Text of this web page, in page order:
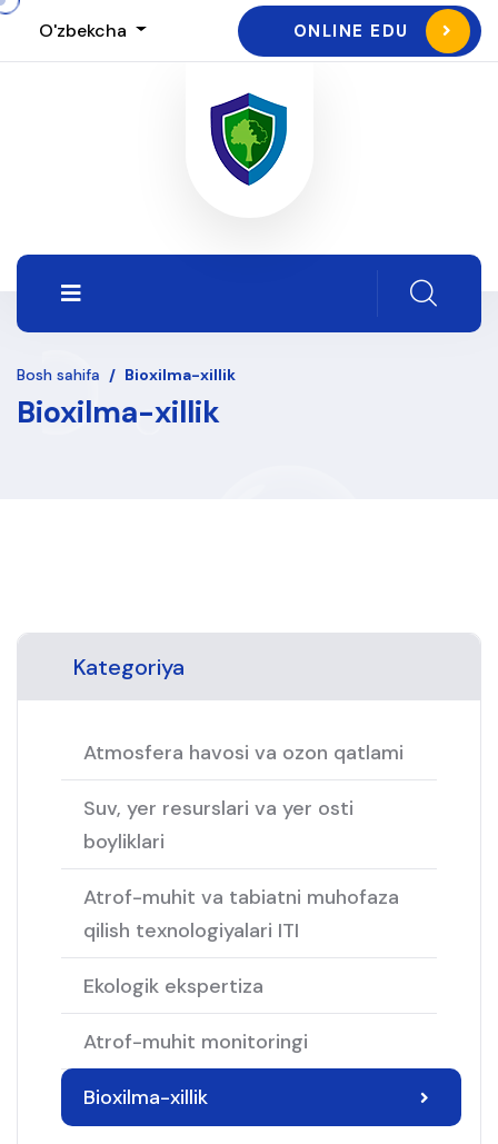
O'zbekcha ONLINE EDU
Bosh sahifa / Bioxilma-xillik
Bioxilma-xillik
Kategoriya
Atmosfera havosi va ozon qatlami
Suv, yer resurslari va yer osti
boyliklari
Atrof-muhit va tabiatni muhofaza
qilish texnologiyalari ITI
Ekologik ekspertiza
Atrof-muhit monitoringi
Bioxilma-xillik